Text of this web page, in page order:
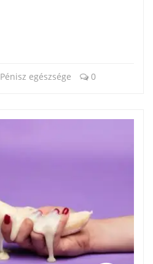
Pénisz egészsége 0